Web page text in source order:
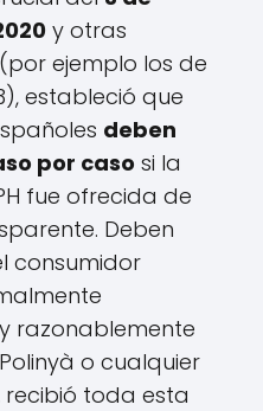
y otras
ejemplo los de
estableció que
deben
por caso si la
fue ofrecida de
Deben
consumidor
razonablemente
o cualquier
toda esta